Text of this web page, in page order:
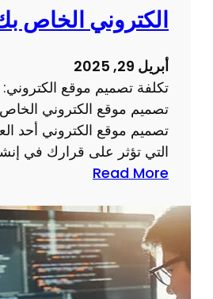
ق
ج
م
و
ا
ق
ع
ذ
ا
ت
خ
ب
ر
الكتروني الخاص
أبريل 29, 2025
تكلفة تصميم موقع
تصميم موقع الكتروني الخاص
تصميم موقع الكتروني أحد
التي تؤثر على قرارك في
Read More
ك
ل
ف
ة